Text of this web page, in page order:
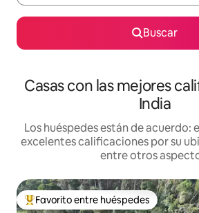
Buscar
Casas con las mejores
India
Los huéspedes están de acuerdo:
excelentes calificaciones por su
entre otros
Favorito entre los huéspedes más
Favorito entre huéspedes